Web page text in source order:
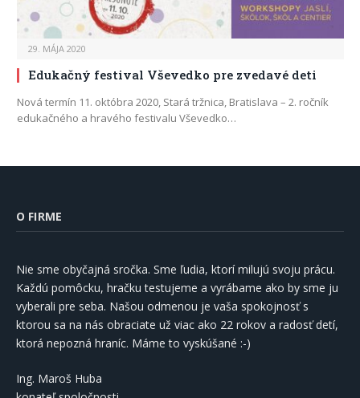
29. MÁJA 2020
Edukačný festival Vševedko pre zvedavé deti
Nová termín 11. októbra 2020, Stará tržnica, Bratislava – 2. ročník
edukačného a hravého festivalu Vševedko…
O FIRME
Nie sme obyčajná sročka. Sme ľudia, ktorí milujú svoju prácu.
Každú pomôcku, hračku testujeme a vyrábame ako by sme ju
vyberali pre seba. Našou odmenou je vaša spokojnosť s
ktorou sa na nás obraciate už viac ako 22 rokov a radosť detí,
ktorá nepozná hraníc. Máme to vyskúšané :-)
Ing. Maroš Huba